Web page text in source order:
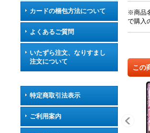
カードの梱包方法について
よくあるご質問
いたずら注文、なりすまし
注文について
特定商取引法表示
ご利用案内
※商品
で購入
この